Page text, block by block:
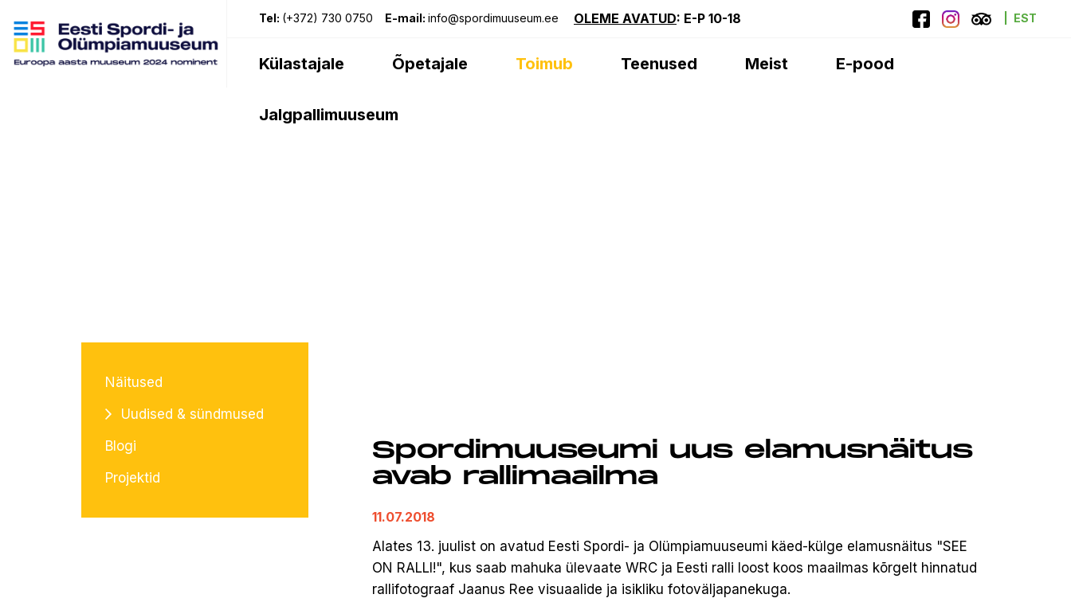
Tel: (+372) 730 0750 E-mail: info@spordimuuseum.ee OLEME AVATUD: E-P 10-18 EST
Külastajale Õpetajale Toimub Teenused Meist E-pood
Jalgpallimuuseum
Näitused
Uudised & sündmused
Blogi
Projektid
Spordimuuseumi uus elamusnäitus
avab rallimaailma
11.07.2018
Alates 13. juulist on avatud Eesti Spordi- ja Olümpiamuuseumi käed-külge elamusnäitus "SEE
ON RALLI!", kus saab mahuka ülevaate WRC ja Eesti ralli loost koos maailmas kõrgelt hinnatud
rallifotograaf Jaanus Ree visuaalide ja isikliku fotoväljapanekuga.